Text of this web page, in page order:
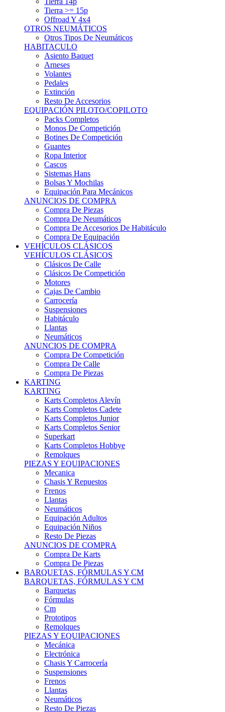
Tierra >= 15p
Offroad Y 4x4
OTROS NEUMÁTICOS
Otros Tipos De Neumáticos
HABITACULO
Asiento Baquet
Arneses
Volantes
Pedales
Extinción
Resto De Accesorios
EQUIPACIÓN PILOTO/COPILOTO
Packs Completos
Monos De Competición
Botines De Competición
Guantes
Ropa Interior
Cascos
Sistemas Hans
Bolsas Y Mochilas
Equipación Para Mecánicos
ANUNCIOS DE COMPRA
Compra De Piezas
Compra De Neumáticos
Compra De Accesorios De Habitáculo
Compra De Equipación
VEHÍCULOS CLÁSICOS
VEHÍCULOS CLÁSICOS
Clásicos De Calle
Clásicos De Competición
Motores
Cajas De Cambio
Carrocería
Suspensiones
Habitáculo
Llantas
Neumáticos
ANUNCIOS DE COMPRA
Compra De Competición
Compra De Calle
Compra De Piezas
KARTING
KARTING
Karts Completos Alevín
Karts Completos Cadete
Karts Completos Junior
Karts Completos Senior
Superkart
Karts Completos Hobbye
Remolques
PIEZAS Y EQUIPACIONES
Mecanica
Chasis Y Repuestos
Frenos
Llantas
Neumáticos
Equipación Adultos
Equipación Niños
Resto De Piezas
ANUNCIOS DE COMPRA
Compra De Karts
Compra De Piezas
BARQUETAS, FÓRMULAS Y CM
BARQUETAS, FÓRMULAS Y CM
Barquetas
Fórmulas
Cm
Prototipos
Remolques
PIEZAS Y EQUIPACIONES
Mecánica
Electrónica
Chasis Y Carrocería
Suspensiones
Frenos
Llantas
Neumáticos
Resto De Piezas